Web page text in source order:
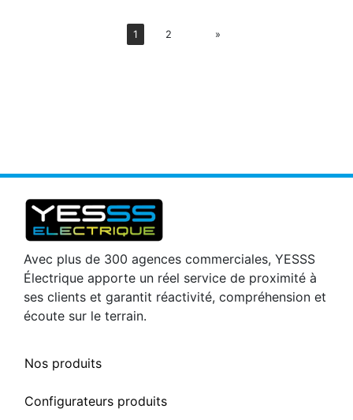
1 2 »Suiv
Avec plus de 300 agences commerciales, YESSS
Électrique apporte un réel service de proximité à
ses clients et garantit réactivité, compréhension et
écoute sur le terrain.
Nos produits
Configurateurs produits